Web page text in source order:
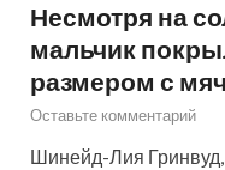
Несмотря на
мальчик
размером с
Оставьте комментарий
Шинейд-Лия